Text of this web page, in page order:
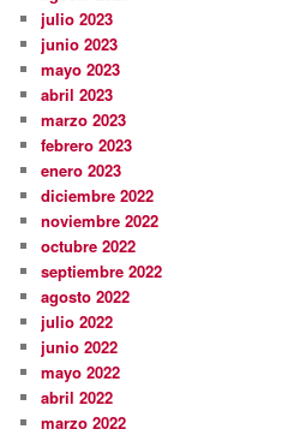
julio 2023
junio 2023
mayo 2023
abril 2023
marzo 2023
febrero 2023
enero 2023
diciembre 2022
noviembre 2022
octubre 2022
septiembre 2022
agosto 2022
julio 2022
junio 2022
mayo 2022
abril 2022
marzo 2022